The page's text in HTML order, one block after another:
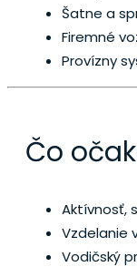
Šatne a
Firemné
Provízny
Čo
Aktívnosť,
Vzdelanie
Vodičský